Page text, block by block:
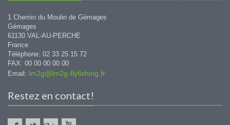
1 Chemin du Moulin de Gémages
Gémages
61130 VAL-AU-PERCHE
France
Téléphone: 02 33 25 15 72
FAX: 00 00 00 00 00
Email: lm2g@lm2g-flyfishing.fr
Restez en contact!